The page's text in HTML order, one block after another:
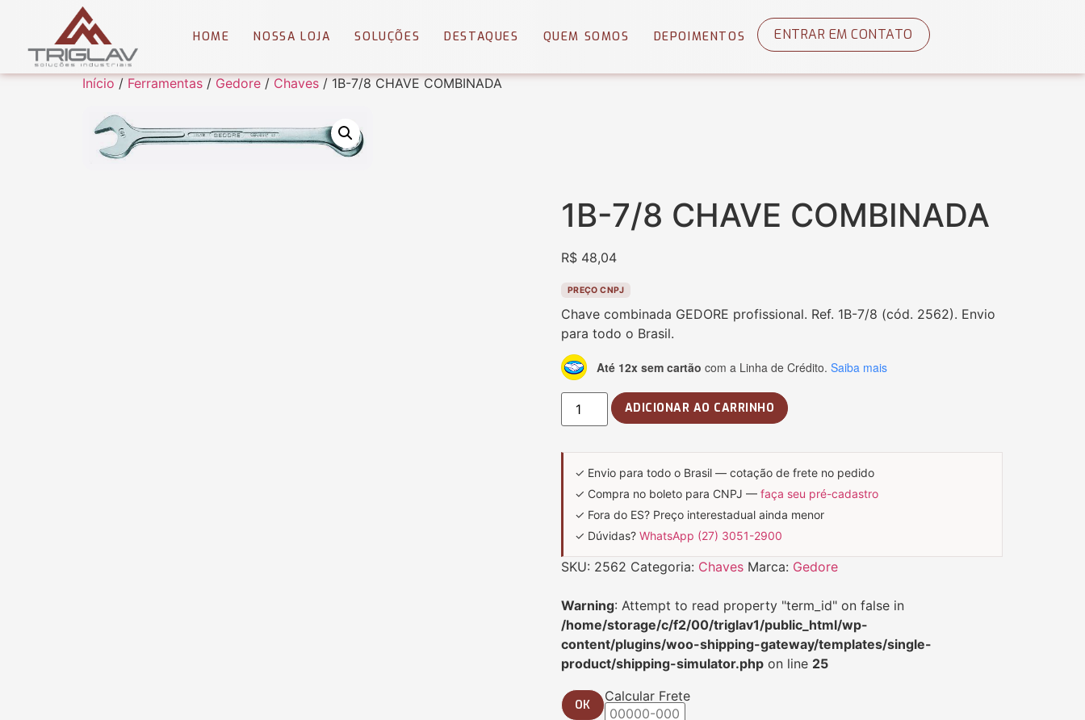
HOME NOSSA LOJA SOLUÇÕES DESTAQUES QUEM SOMOS DEPOIMENTOS ENTRAR EM CONTATO
Início / Ferramentas / Gedore / Chaves / 1B-7/8 CHAVE COMBINADA
1B-7/8 CHAVE COMBINADA
R$48,04
PREÇO CNPJ
Chave combinada GEDORE profissional. Ref. 1B-7/8 (cód. 2562). Envio
para todo o Brasil.
Até 12x sem cartão com a Linha de Crédito. Saiba mais
ADICIONAR AO CARRINHO
✓ Envio para todo o Brasil — cotação de frete no pedido
✓ Compra no boleto para CNPJ — faça seu pré-cadastro
✓ Fora do ES? Preço interestadual ainda menor
✓ Dúvidas? WhatsApp (27) 3051-2900
SKU: 2562 Categoria: Chaves Marca: Gedore
Warning: Attempt to read property "term_id" on false in
/home/storage/c/f2/00/triglav1/public_html/wp-
content/plugins/woo-shipping-gateway/templates/single-
product/shipping-simulator.phpon line 25
Calcular Frete
OK